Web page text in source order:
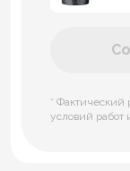
* Фактический
условий работ